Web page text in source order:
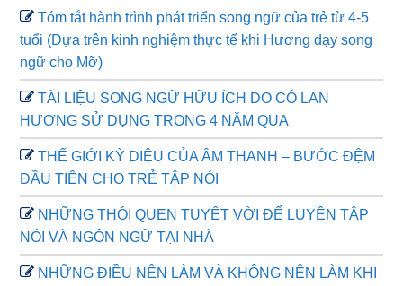
Tóm tắt hành trình phát triển song ngữ của trẻ từ 4-5
tuổi (Dựa trên kinh nghiệm thực tế khi Hương dạy song
ngữ cho Mỡ)
TÀI LIỆU SONG NGỮ HỮU ÍCH DO CÔ LAN
HƯƠNG SỬ DỤNG TRONG 4 NĂM QUA
THẾ GIỚI KỲ DIỆU CỦA ÂM THANH – BƯỚC ĐỆM
ĐẦU TIÊN CHO TRẺ TẬP NÓI
NHỮNG THÓI QUEN TUYỆT VỜI ĐỂ LUYỆN TẬP
NÓI VÀ NGÔN NGỮ TẠI NHÀ
NHỮNG ĐIỀU NÊN LÀM VÀ KHÔNG NÊN LÀM KHI